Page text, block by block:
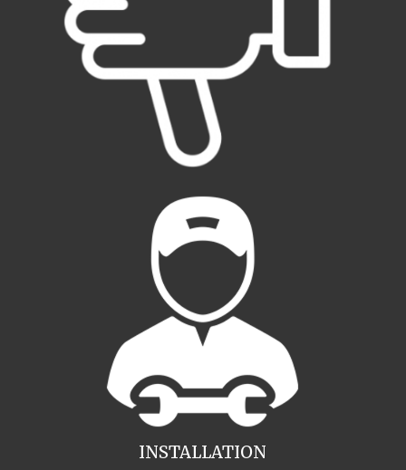
INSTALLATION